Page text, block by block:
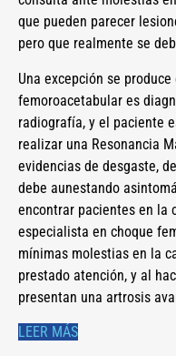
que pueden parecer
pero que realmente se
Una excepción se
femoroacetabular es
radiografía, y el paciente
realizar una Resonancia
evidencias de desgaste,
debe aunestando
encontrar pacientes en la
especialista en choque
mínimas molestias en la
prestado atención, y al
presentan una artrosis
LEER MÁS